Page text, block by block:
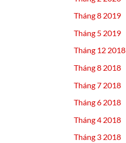
Tháng 8 2019
Tháng 5 2019
Tháng 12 2018
Tháng 8 2018
Tháng 7 2018
Tháng 6 2018
Tháng 4 2018
Tháng 3 2018